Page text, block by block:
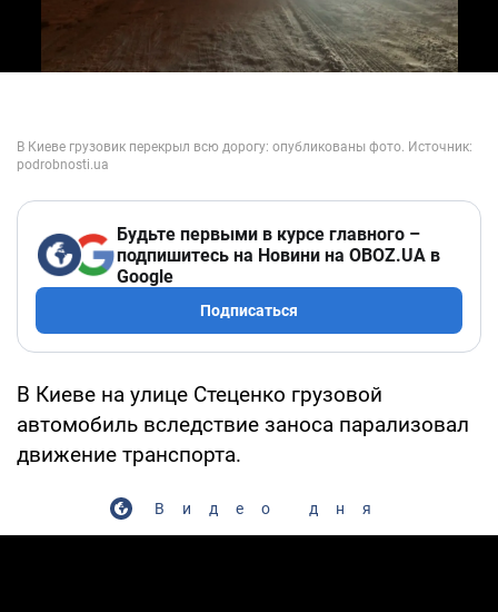
Будьте первыми в курсе главного –
подпишитесь на Новини на OBOZ.UA в
Google
Подписаться
В Киеве на улице Стеценко грузовой
автомобиль вследствие заноса парализовал
движение транспорта.
Видео дня